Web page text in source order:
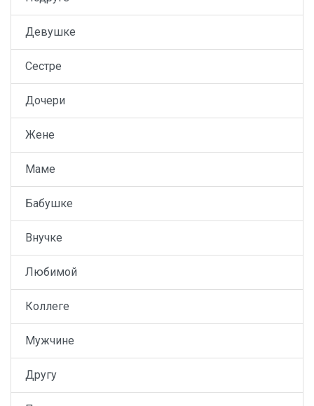
Девушке
Сестре
Дочери
Жене
Маме
Бабушке
Внучке
Любимой
Коллеге
Мужчине
Другу